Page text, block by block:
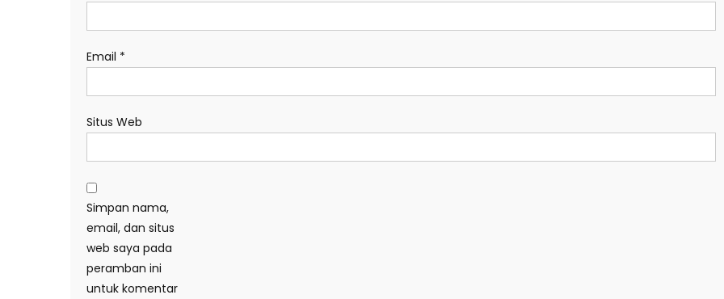
Email *
Situs Web
Simpan nama,
email, dan situs
web saya pada
peramban ini
untuk komentar